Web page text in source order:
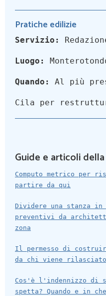
Pratiche edilizie
Servizio:
Luogo:
Quando: Al più
Cila per
Guide e articoli
Computo metrico per
partire da qui
Dividere una stanza
preventivi da
zona
Il permesso di
da chi viene
Cos'è l'indennizzo di
spetta? Quando e in